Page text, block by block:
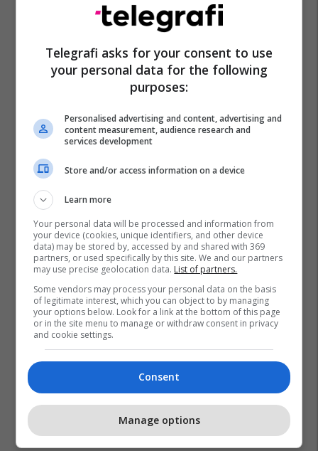
Irani Lufta Në Iran
Telegrafi asks for your consent to use
your personal data for the following
purposes:
Personalised advertising and content, advertising and
content measurement, audience research and
services development
Store and/or access information on a device
Learn more
Your personal data will be processed and information from
your device (cookies, unique identifiers, and other device
data) may be stored by, accessed by and shared with 369
partners, or used specifically by this site. We and our partners
may use precise geolocation data. List of partners.
Some vendors may process your personal data on the basis
of legitimate interest, which you can object to by managing
your options below. Look for a link at the bottom of this page
or in the site menu to manage or withdraw consent in privacy
and cookie settings.
Consent
Manage options